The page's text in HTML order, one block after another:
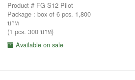
Product # FG S12 Pilot
Package : box of 6 pcs. 1,800
บาท
(1 pcs. 300 บาท)
Available on sale